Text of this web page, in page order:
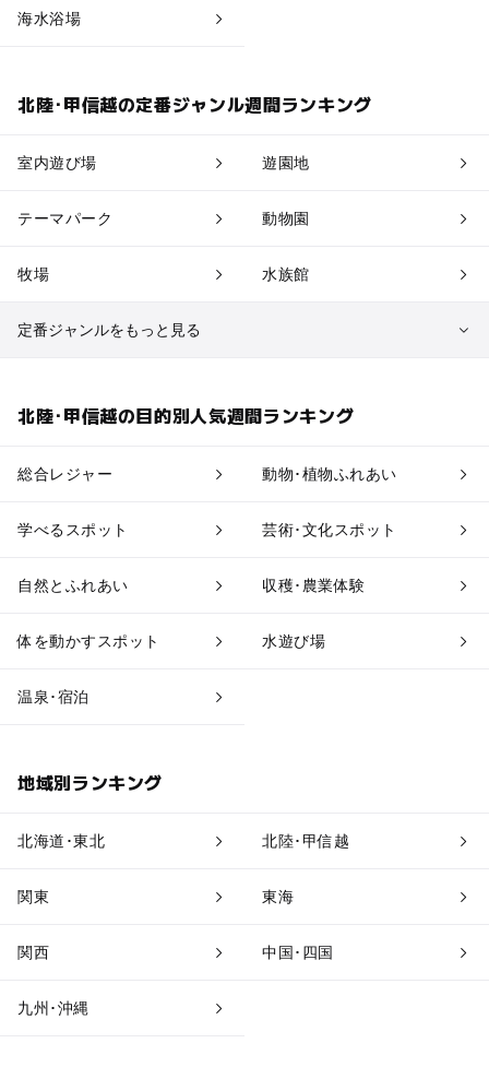
海水浴場
北陸･甲信越の定番ジャンル週間ランキング
室内遊び場 遊園地
テーマパーク 動物園
牧場 水族館
定番ジャンルをもっと見る
北陸･甲信越の目的別人気週間ランキング
総合レジャー 動物･植物ふれあい
学べるスポット 芸術･文化スポット
自然とふれあい 収穫･農業体験
体を動かすスポット 水遊び場
温泉･宿泊
地域別ランキング
北海道･東北 北陸･甲信越
関東 東海
関西 中国･四国
九州･沖縄